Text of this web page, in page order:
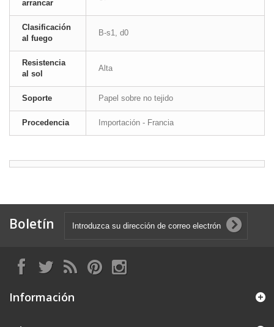
arrancar
Clasificación
al fuego
B-s1, d0
Resistencia
al sol
Alta
Soporte Papel sobre no tejido
Procedencia Importación - Francia
Boletín
Información